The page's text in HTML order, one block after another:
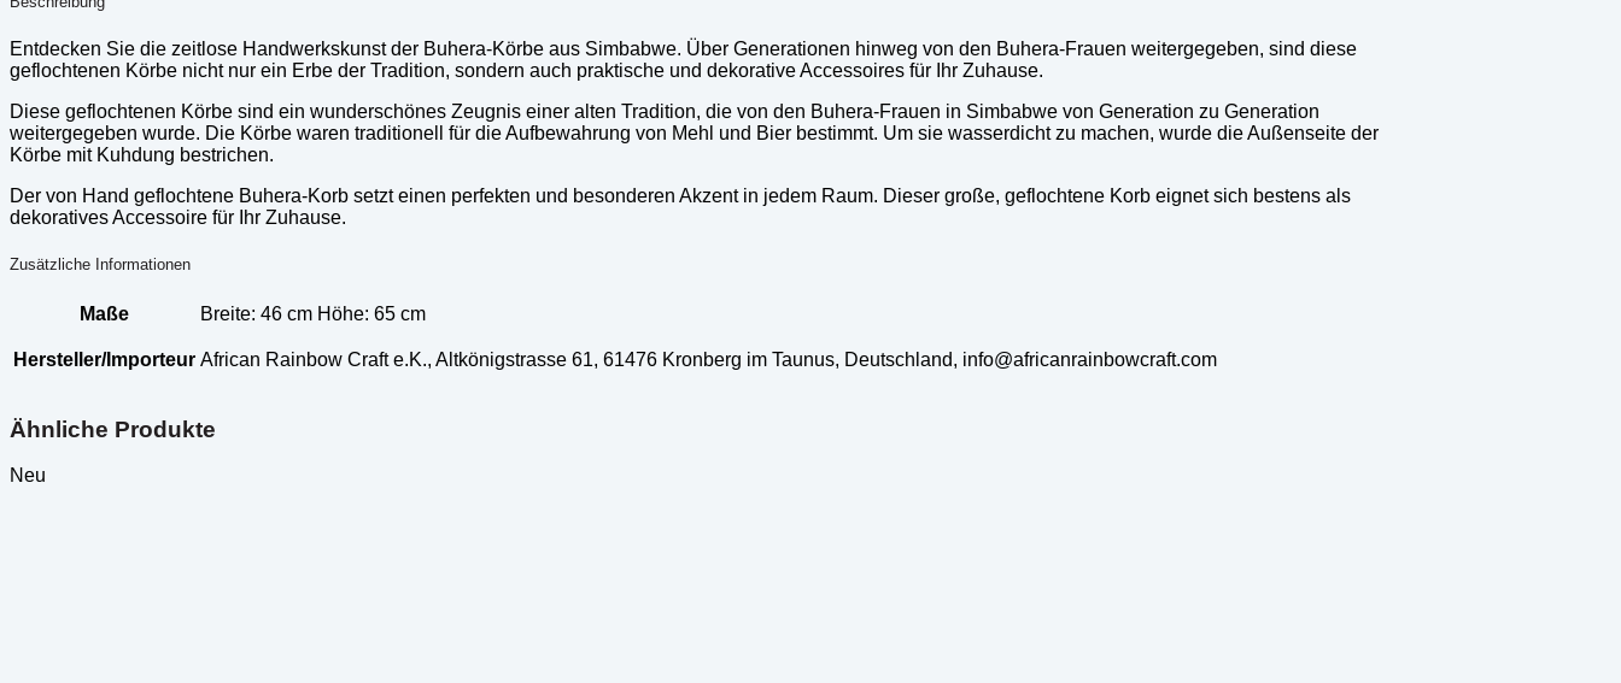
Entdecken Sie die zeitlose Handwerkskunst der Buhera-Körbe aus Simbabwe. Über Generationen hinweg von den Buhera-Frauen weitergegeben, sind diese
geflochtenen Körbe nicht nur ein Erbe der Tradition, sondern auch praktische und dekorative Accessoires für Ihr Zuhause.
Diese geflochtenen Körbe sind ein wunderschönes Zeugnis einer alten Tradition, die von den Buhera-Frauen in Simbabwe von Generation zu Generation
weitergegeben wurde. Die Körbe waren traditionell für die Aufbewahrung von Mehl und Bier bestimmt. Um sie wasserdicht zu machen, wurde die Außenseite der
Körbe mit Kuhdung bestrichen.
Der von Hand geflochtene Buhera-Korb setzt einen perfekten und besonderen Akzent in jedem Raum. Dieser große, geflochtene Korb eignet sich bestens als
dekoratives Accessoire für Ihr Zuhause.
Zusätzliche Informationen
Maße Breite: 46 cm Höhe: 65 cm
Hersteller/Importeur African Rainbow Craft e.K., Altkönigstrasse 61, 61476 Kronberg im Taunus, Deutschland, info@africanrainbowcraft.com
Ähnliche Produkte
Neu